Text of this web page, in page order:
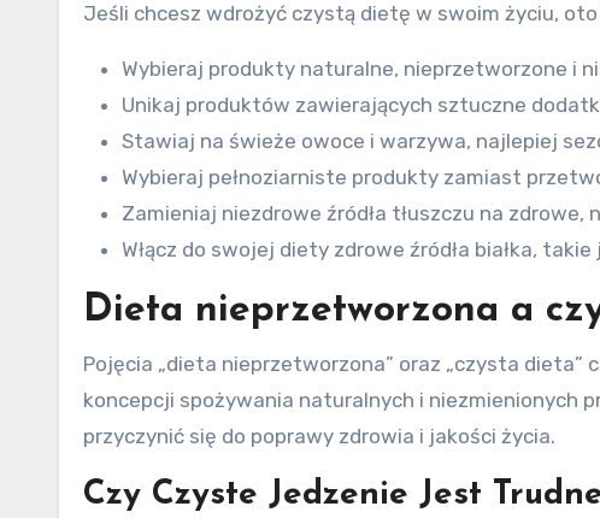
Jeśli chcesz wdrożyć czystą dietę w swoim życiu,
Wybieraj produkty naturalne, nieprzetworzone i
Unikaj produktów zawierających sztuczne
Stawiaj na świeże owoce i warzywa, najlepiej
Wybieraj pełnoziarniste produkty zamiast
Zamieniaj niezdrowe źródła tłuszczu na zdrowe,
Włącz do swojej diety zdrowe źródła białka,
Dieta nieprzetworzona a
Pojęcia „dieta nieprzetworzona” oraz „czysta dieta”
koncepcji spożywania naturalnych i niezmienionych
przyczynić się do poprawy zdrowia i jakości życia.
Czy Czyste Jedzenie Jest